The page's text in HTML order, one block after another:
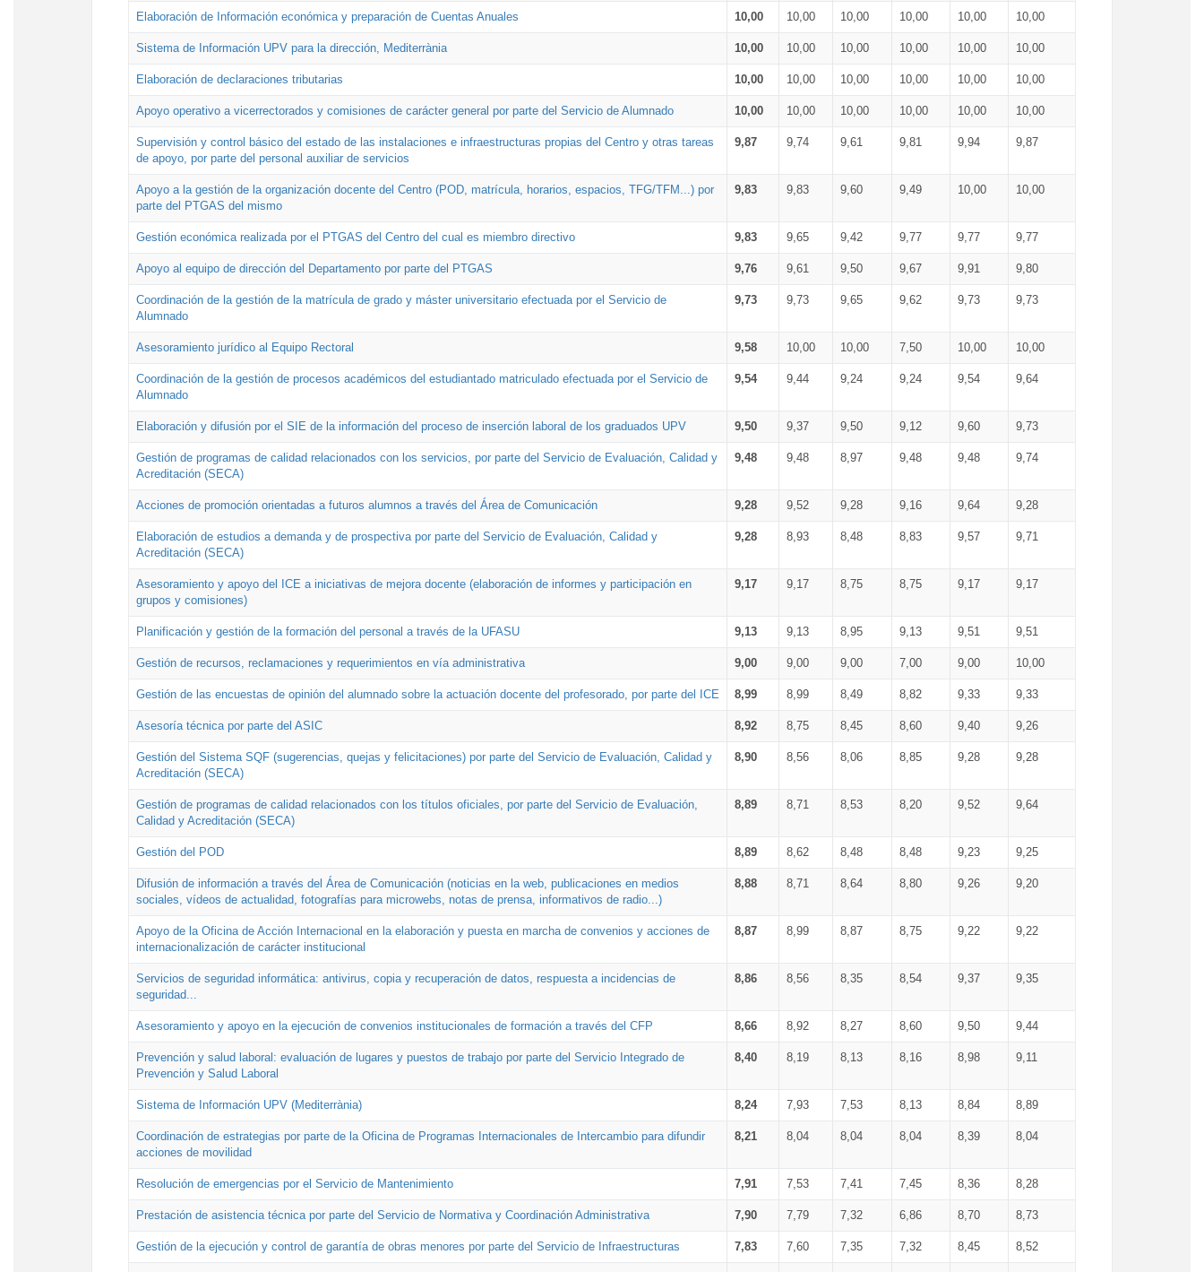
Elaboración de Información económica y preparación de Cuentas Anuales 10,00 10,00 10,00 10,00 10,00 10,00
Sistema de Información UPV para la dirección, Mediterrània 10,00 10,00 10,00 10,00 10,00 10,00
Elaboración de declaraciones tributarias 10,00 10,00 10,00 10,00 10,00 10,00
Apoyo operativo a vicerrectorados y comisiones de carácter general por parte del Servicio de Alumnado 10,00 10,00 10,00 10,00 10,00 10,00
Supervisión y control básico del estado de las instalaciones e infraestructuras propias del Centro y otras tareas
de apoyo, por parte del personal auxiliar de servicios
9,87 9,74 9,61 9,81 9,94 9,87
Apoyo a la gestión de la organización docente del Centro (POD, matrícula, horarios, espacios, TFG/TFM...) por
parte del PTGAS del mismo
9,83 9,83 9,60 9,49 10,00 10,00
Gestión económica realizada por el PTGAS del Centro del cual es miembro directivo 9,83 9,65 9,42 9,77 9,77 9,77
Apoyo al equipo de dirección del Departamento por parte del PTGAS 9,76 9,61 9,50 9,67 9,91 9,80
Coordinación de la gestión de la matrícula de grado y máster universitario efectuada por el Servicio de
Alumnado
9,73 9,73 9,65 9,62 9,73 9,73
Asesoramiento jurídico al Equipo Rectoral 9,58 10,00 10,00 7,50 10,00 10,00
Coordinación de la gestión de procesos académicos del estudiantado matriculado efectuada por el Servicio de
Alumnado
9,54 9,44 9,24 9,24 9,54 9,64
Elaboración y difusión por el SIE de la información del proceso de inserción laboral de los graduados UPV 9,50 9,37 9,50 9,12 9,60 9,73
Gestión de programas de calidad relacionados con los servicios, por parte del Servicio de Evaluación, Calidad y
Acreditación (SECA)
9,48 9,48 8,97 9,48 9,48 9,74
Acciones de promoción orientadas a futuros alumnos a través del Área de Comunicación 9,28 9,52 9,28 9,16 9,64 9,28
Elaboración de estudios a demanda y de prospectiva por parte del Servicio de Evaluación, Calidad y
Acreditación (SECA)
9,28 8,93 8,48 8,83 9,57 9,71
Asesoramiento y apoyo del ICE a iniciativas de mejora docente (elaboración de informes y participación en
grupos y comisiones)
9,17 9,17 8,75 8,75 9,17 9,17
Planificación y gestión de la formación del personal a través de la UFASU 9,13 9,13 8,95 9,13 9,51 9,51
Gestión de recursos, reclamaciones y requerimientos en vía administrativa 9,00 9,00 9,00 7,00 9,00 10,00
Gestión de las encuestas de opinión del alumnado sobre la actuación docente del profesorado, por parte del ICE 8,99 8,99 8,49 8,82 9,33 9,33
Asesoría técnica por parte del ASIC 8,92 8,75 8,45 8,60 9,40 9,26
Gestión del Sistema SQF (sugerencias, quejas y felicitaciones) por parte del Servicio de Evaluación, Calidad y
Acreditación (SECA)
8,90 8,56 8,06 8,85 9,28 9,28
Gestión de programas de calidad relacionados con los títulos oficiales, por parte del Servicio de Evaluación,
Calidad y Acreditación (SECA)
8,89 8,71 8,53 8,20 9,52 9,64
Gestión del POD 8,89 8,62 8,48 8,48 9,23 9,25
Difusión de información a través del Área de Comunicación (noticias en la web, publicaciones en medios
sociales, vídeos de actualidad, fotografías para microwebs, notas de prensa, informativos de radio...)
8,88 8,71 8,64 8,80 9,26 9,20
Apoyo de la Oficina de Acción Internacional en la elaboración y puesta en marcha de convenios y acciones de
internacionalización de carácter institucional
8,87 8,99 8,87 8,75 9,22 9,22
Servicios de seguridad informática: antivirus, copia y recuperación de datos, respuesta a incidencias de
seguridad...
8,86 8,56 8,35 8,54 9,37 9,35
Asesoramiento y apoyo en la ejecución de convenios institucionales de formación a través del CFP 8,66 8,92 8,27 8,60 9,50 9,44
Prevención y salud laboral: evaluación de lugares y puestos de trabajo por parte del Servicio Integrado de
Prevención y Salud Laboral
8,40 8,19 8,13 8,16 8,98 9,11
Sistema de Información UPV (Mediterrània) 8,24 7,93 7,53 8,13 8,84 8,89
Coordinación de estrategias por parte de la Oficina de Programas Internacionales de Intercambio para difundir
acciones de movilidad
8,21 8,04 8,04 8,04 8,39 8,04
Resolución de emergencias por el Servicio de Mantenimiento 7,91 7,53 7,41 7,45 8,36 8,28
Prestación de asistencia técnica por parte del Servicio de Normativa y Coordinación Administrativa 7,90 7,79 7,32 6,86 8,70 8,73
Gestión de la ejecución y control de garantía de obras menores por parte del Servicio de Infraestructuras 7,83 7,60 7,35 7,32 8,45 8,52